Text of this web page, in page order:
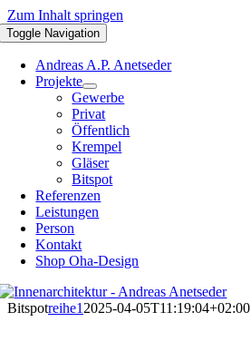
Zum Inhalt springen
Toggle Navigation
Andreas A.P. Anetseder
Projekte
Gewerbe
Privat
Öffentlich
Krempel
Gläser
Bitspot
Referenzen
Leistungen
Person
Kontakt
Shop Oha-Design
Bitspotreihe1 2025-04-05T11:19:04+02:00